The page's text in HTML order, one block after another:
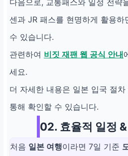
센과 JR 패스를 현명하게 활용하
수 있습니다.
관련하여 비짓 재팬 웹 공식 안내
세요.
더 자세한 내용은 일본 입국 절
통해 확인할 수 있습니다.
02. 효율적 일정
처음 일본 여행이라면 7일 기준